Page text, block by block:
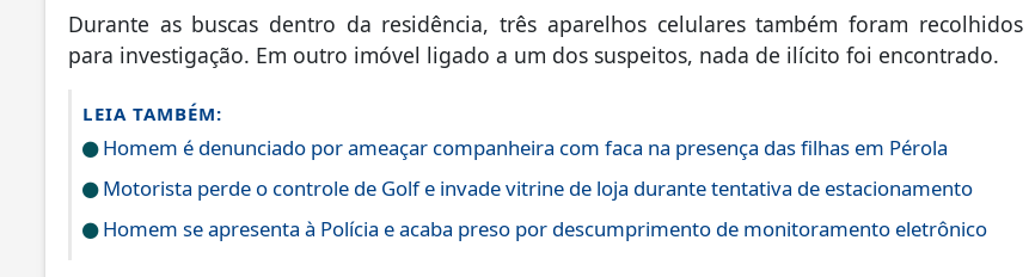
Durante as buscas dentro da residência, três aparelhos celulares também foram recolhidos
para investigação. Em outro imóvel ligado a um dos suspeitos, nada de ilícito foi encontrado.
LEIA TAMBÉM:
Homem é denunciado por ameaçar companheira com faca na presença das filhas em Pérola
Motorista perde o controle de Golf e invade vitrine de loja durante tentativa de estacionamento
Homem se apresenta à Polícia e acaba preso por descumprimento de monitoramento eletrônico